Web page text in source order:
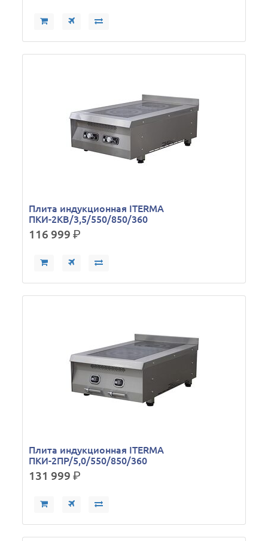
Плита индукционная ITERMA
ПКИ-2КВ/3,5/550/850/360
116 999р.
Плита индукционная ITERMA
ПКИ-2ПР/5,0/550/850/360
131 999р.